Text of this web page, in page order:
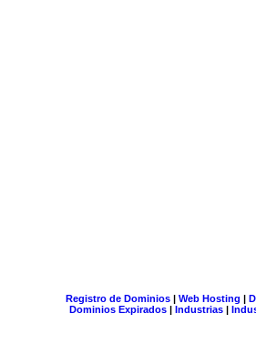
Registro de Dominios| Web Hosting |
Dominios Expirados | Industrias |